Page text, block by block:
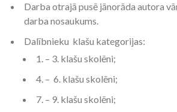
Darba otrajā pusē jānorāda autora
darba nosaukums.
Dalībnieku klašu kategorijas:
1. – 3. klašu skolēni;
4. – 6. klašu skolēni;
7. – 9. klašu skolēni;